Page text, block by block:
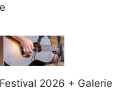
2026 + Galerie